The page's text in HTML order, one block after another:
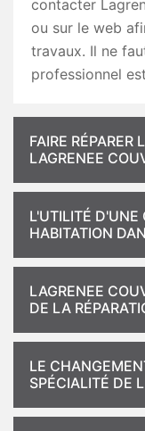
contacter
ou sur le web
travaux. Il ne
professionnel
FAIRE RÉPARER
LAGRENEE
L'UTILITÉ D'UNE
HABITATION
LAGRENEE
DE LA
LE
SPÉCIALITÉ DE